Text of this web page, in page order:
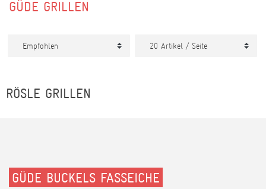
GÜDE GRILLEN
RÖSLE GRILLEN
GÜDE BUCKELS FASSEICHE